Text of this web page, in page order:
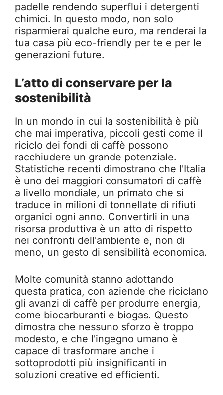
padelle rendendo superflui i detergenti
chimici. In questo modo, non solo
risparmierai qualche euro, ma renderai la
tua casa più eco-friendly per te e per le
generazioni future.
L’atto di conservare per la
sostenibilità
In un mondo in cui la sostenibilità è più
che mai imperativa, piccoli gesti come il
riciclo dei fondi di caffè possono
racchiudere un grande potenziale.
Statistiche recenti dimostrano che l'Italia
è uno dei maggiori consumatori di caffè
a livello mondiale, un primato che si
traduce in milioni di tonnellate di rifiuti
organici ogni anno. Convertirli in una
risorsa produttiva è un atto di rispetto
nei confronti dell'ambiente e, non di
meno, un gesto di sensibilità economica.
Molte comunità stanno adottando
questa pratica, con aziende che riciclano
gli avanzi di caffè per produrre energia,
come biocarburanti e biogas. Questo
dimostra che nessuno sforzo è troppo
modesto, e che l'ingegno umano è
capace di trasformare anche i
sottoprodotti più insignificanti in
soluzioni creative ed efficienti.